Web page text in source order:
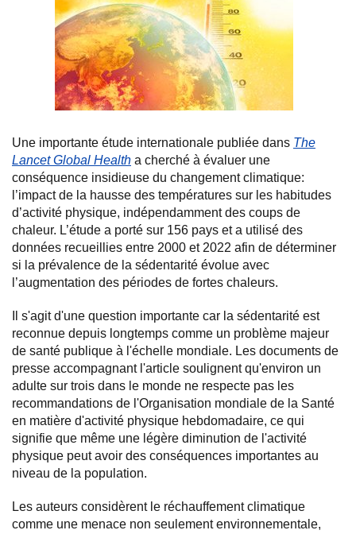
Une importante étude internationale publiée dans The
Lancet Global Health a cherché à évaluer une
conséquence insidieuse du changement climatique:
l’impact de la hausse des températures sur les habitudes
d’activité physique, indépendamment des coups de
chaleur. L’étude a porté sur 156 pays et a utilisé des
données recueillies entre 2000 et 2022 afin de déterminer
si la prévalence de la sédentarité évolue avec
l’augmentation des périodes de fortes chaleurs.
Il s'agit d'une question importante car la sédentarité est
reconnue depuis longtemps comme un problème majeur
de santé publique à l'échelle mondiale. Les documents de
presse accompagnant l'article soulignent qu'environ un
adulte sur trois dans le monde ne respecte pas les
recommandations de l'Organisation mondiale de la Santé
en matière d'activité physique hebdomadaire, ce qui
signifie que même une légère diminution de l'activité
physique peut avoir des conséquences importantes au
niveau de la population.
Les auteurs considèrent le réchauffement climatique
comme une menace non seulement environnementale,